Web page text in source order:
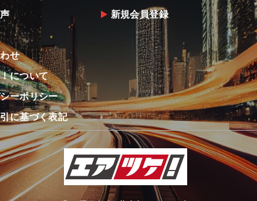
せ
について
ーポリシー
に基づく表記
新規会員登録